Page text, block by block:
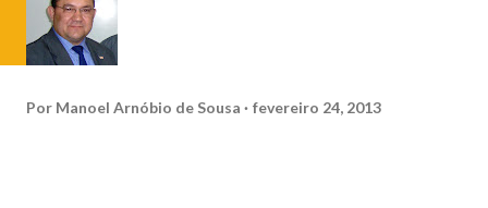
Por Manoel Arnóbio de Sousa fevereiro 24, 2013